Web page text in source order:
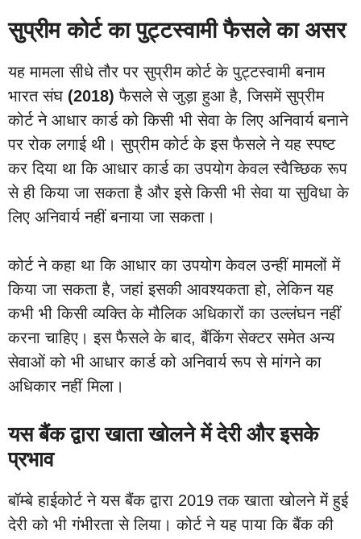
सुप्रीम कोर्ट का पुट्टस्वामी फैसले का असर
यह मामला सीधे तौर पर सुप्रीम कोर्ट के पुट्टस्वामी बनाम
भारत संघ (2018) फैसले से जुड़ा हुआ है, जिसमें सुप्रीम
कोर्ट ने आधार कार्ड को किसी भी सेवा के लिए अनिवार्य बनाने
पर रोक लगाई थी। सुप्रीम कोर्ट के इस फैसले ने यह स्पष्ट
कर दिया था कि आधार कार्ड का उपयोग केवल स्वैच्छिक रूप
से ही किया जा सकता है और इसे किसी भी सेवा या सुविधा के
लिए अनिवार्य नहीं बनाया जा सकता।
कोर्ट ने कहा था कि आधार का उपयोग केवल उन्हीं मामलों में
किया जा सकता है, जहां इसकी आवश्यकता हो, लेकिन यह
कभी भी किसी व्यक्ति के मौलिक अधिकारों का उल्लंघन नहीं
करना चाहिए। इस फैसले के बाद, बैंकिंग सेक्टर समेत अन्य
सेवाओं को भी आधार कार्ड को अनिवार्य रूप से मांगने का
अधिकार नहीं मिला।
यस बैंक द्वारा खाता खोलने में देरी और इसके
प्रभाव
बॉम्बे हाईकोर्ट ने यस बैंक द्वारा 2019 तक खाता खोलने में हुई
देरी को भी गंभीरता से लिया। कोर्ट ने यह पाया कि बैंक की